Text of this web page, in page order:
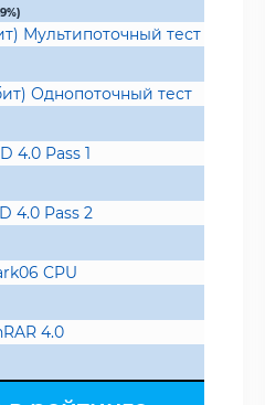
Мультипоточный тест
Однопоточный тест
4.0 Pass 1
4.0 Pass 2
CPU
4.0